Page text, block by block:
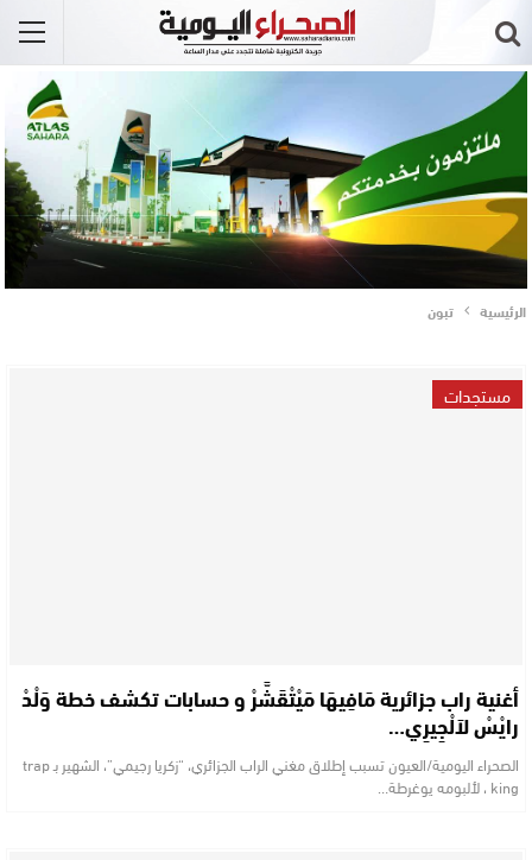
الرئيسية تبون
مستجدات
أغنية راب جزائرية مَافِيهَا مَيْتْقَشَّرْ و حسابات تكشف خطة وَلْدْ
رايْسْ لاَلْجِيرِي…
الصحراء اليومية/العيون تسبب إطلاق مغني الراب الجزائري، “زكريا رجيمي”، الشهير بـ trap
king ، لألبومه يوغرطة…